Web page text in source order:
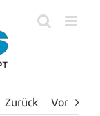
Zurück Vor